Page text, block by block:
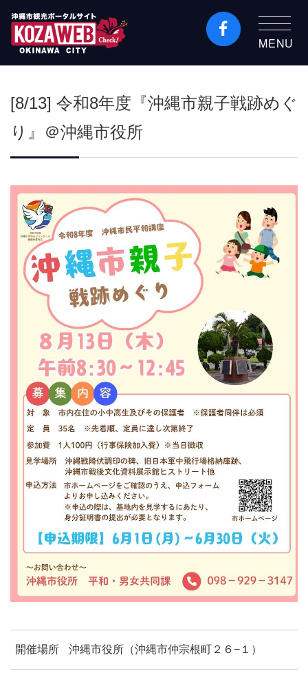
沖縄市観光ポータルコ
縄市コザの表も裏も楽
MENU
[8/13] 令和8年度『沖縄市親子戦跡めぐ
り』＠沖縄市役所
開催場所 沖縄市役所（沖縄市仲宗根町２６−１）